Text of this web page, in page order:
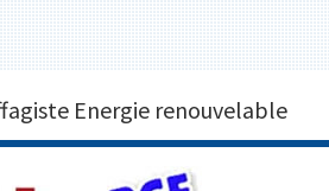
BRUNO DOUAY
Energie renouvelable